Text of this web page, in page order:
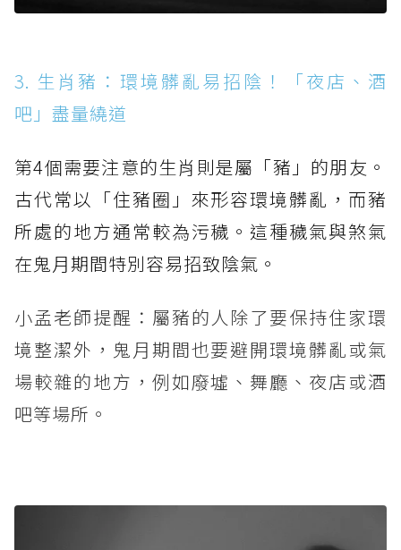
3. 生肖豬：環境髒亂易招陰！「夜店、酒
吧」盡量繞道
第4個需要注意的生肖則是屬「豬」的朋友。
古代常以「住豬圈」來形容環境髒亂，而豬
所處的地方通常較為污穢。這種穢氣與煞氣
在鬼月期間特別容易招致陰氣。
小孟老師提醒：屬豬的人除了要保持住家環
境整潔外，鬼月期間也要避開環境髒亂或氣
場較雜的地方，例如廢墟、舞廳、夜店或酒
吧等場所。